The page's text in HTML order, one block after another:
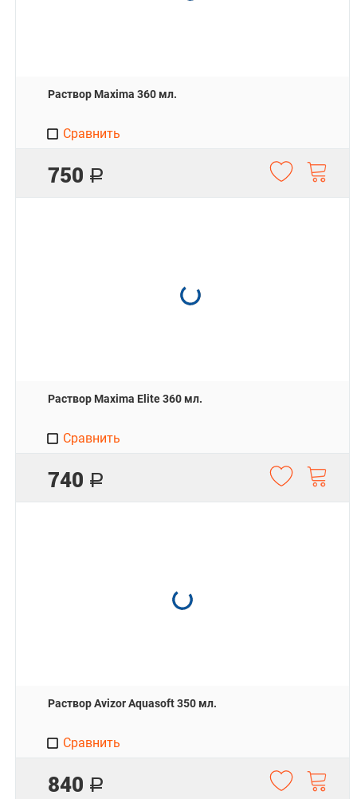
Раствор Maxima 360 мл.
750 Р
Сравнить
Раствор Maxima Elite 360 мл.
740 Р
Сравнить
Раствор Avizor Aquasoft 350 мл.
840 Р
Сравнить